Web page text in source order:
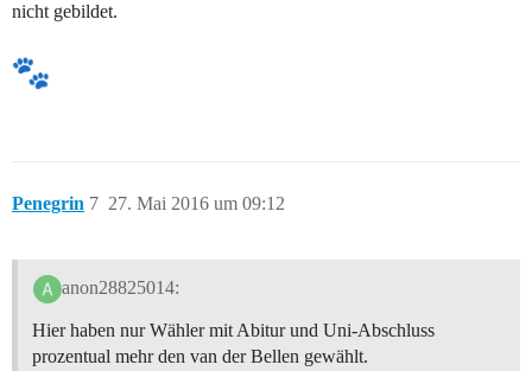
nicht gebildet.
Penegrin 27. Mai 2016 um 09:12
7
anon28825014:
Hier haben nur Wähler mit Abitur und Uni-Abschluss
prozentual mehr den van der Bellen gewählt.